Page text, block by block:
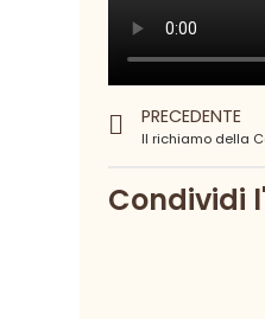
PRECEDENTE
Il richiamo della
Condividi